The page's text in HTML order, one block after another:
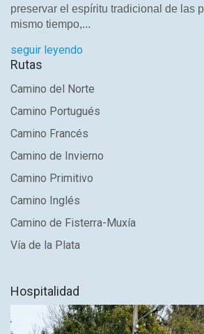
preservar el espíritu tradicional de las
mismo tiempo,...
seguir leyendo
Rutas
Camino del Norte
Camino Portugués
Camino Francés
Camino de Invierno
Camino Primitivo
Camino Inglés
Camino de Fisterra-Muxía
Vía de la Plata
Hospitalidad